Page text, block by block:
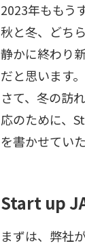
2023年ももう
秋と冬、どち
静かに終わり
だと思います。
さて、冬の訪
応のために、
を書かせてい
Start up
まずは、弊社